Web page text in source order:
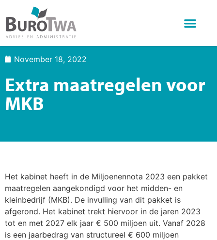
November 18, 2022
Extra maatregelen voor
MKB
Het kabinet heeft in de Miljoenennota 2023 een pakket
maatregelen aangekondigd voor het midden- en
kleinbedrijf (MKB). De invulling van dit pakket is
afgerond. Het kabinet trekt hiervoor in de jaren 2023
tot en met 2027 elk jaar € 500 miljoen uit. Vanaf 2028
is een jaarbedrag van structureel € 600 miljoen